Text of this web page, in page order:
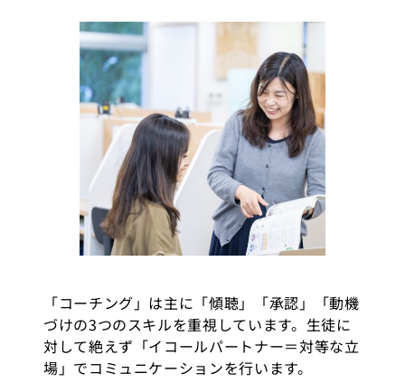
「コーチング」は主に「傾聴」「承認」「動機
づけの3つのスキルを重視しています。生徒に
対して絶えず「イコールパートナー＝対等な立
場」でコミュニケーションを行います。